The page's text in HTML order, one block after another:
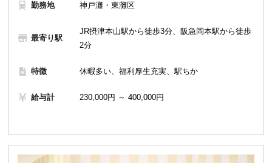
勤務地 神戸灘・東灘区
最寄り駅
JR摂津本山駅から徒歩3分、阪急岡本駅から徒歩
2分
特徴 休暇多い、福利厚生充実、駅ちか
給与計 230,000円 ～ 400,000円